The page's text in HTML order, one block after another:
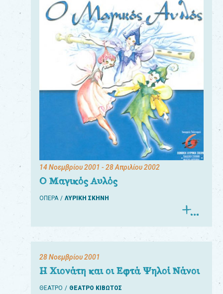
14 Νοεμβρίου 2001 - 28 Απριλίου 2002
Ο Μαγικός Αυλός
ΟΠΕΡΑ ΛΥΡΙΚΗ ΣΚΗΝΗ
28 Νοεμβρίου 2001
Η Χιονάτη και οι Εφτά Ψηλοί Νάνοι
ΘΕΑΤΡΟ ΘΕΑΤΡΟ ΚΙΒΩΤΟΣ